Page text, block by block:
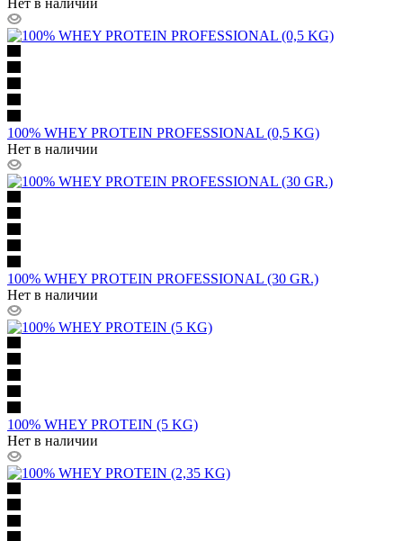
Нет в наличии
100% WHEY PROTEIN PROFESSIONAL (0,5 KG)
Нет в наличии
100% WHEY PROTEIN PROFESSIONAL (30 GR.)
Нет в наличии
100% WHEY PROTEIN (5 KG)
Нет в наличии